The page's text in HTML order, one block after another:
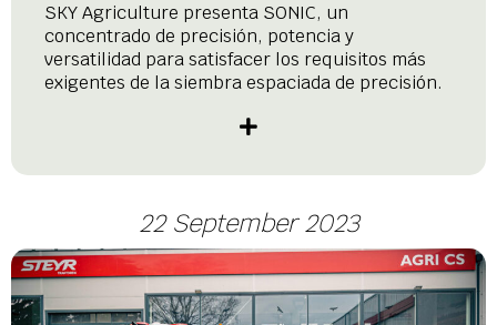
SKY Agriculture presenta SONIC, un
concentrado de precisión, potencia y
versatilidad para satisfacer los requisitos más
exigentes de la siembra espaciada de precisión.
22 September 2023